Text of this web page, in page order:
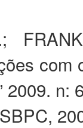
com
2009. n: